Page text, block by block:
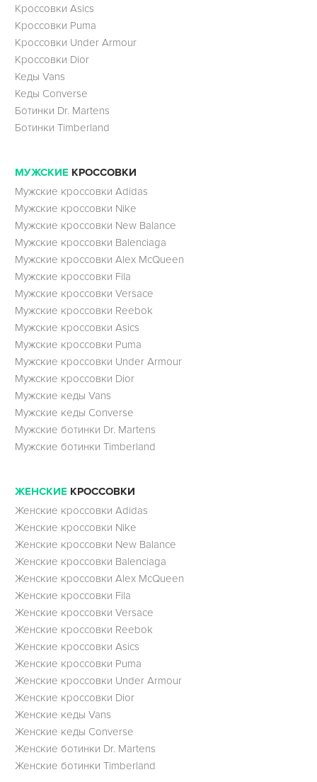
Кроссовки Asics
Кроссовки Puma
Кроссовки Under Armour
Кроссовки Dior
Кеды Vans
Кеды Converse
Ботинки Dr. Martens
Ботинки Timberland
МУЖСКИЕ КРОССОВКИ
Мужские кроссовки Adidas
Мужские кроссовки Nike
Мужские кроссовки New Balance
Мужские кроссовки Balenciaga
Мужские кроссовки Alex McQueen
Мужские кроссовки Fila
Мужские кроссовки Versace
Мужские кроссовки Reebok
Мужские кроссовки Asics
Мужские кроссовки Puma
Мужские кроссовки Under Armour
Мужские кроссовки Dior
Мужские кеды Vans
Мужские кеды Converse
Мужские ботинки Dr. Martens
Мужские ботинки Timberland
ЖЕНСКИЕ КРОССОВКИ
Женские кроссовки Adidas
Женские кроссовки Nike
Женские кроссовки New Balance
Женские кроссовки Balenciaga
Женские кроссовки Alex McQueen
Женские кроссовки Fila
Женские кроссовки Versace
Женские кроссовки Reebok
Женские кроссовки Asics
Женские кроссовки Puma
Женские кроссовки Under Armour
Женские кроссовки Dior
Женские кеды Vans
Женские кеды Converse
Женские ботинки Dr. Martens
Женские ботинки Timberland